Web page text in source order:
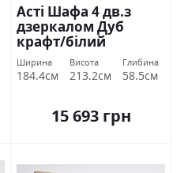
Асті Шафа 4 дв.з
дзеркалом Дуб
крафт/білий
глянець Міромарк
Ширина
184.4см
Висота
213.2см
Глибина
58.5см
15 693 грн